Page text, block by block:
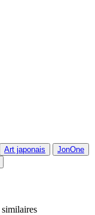
Art japonais
JonOne